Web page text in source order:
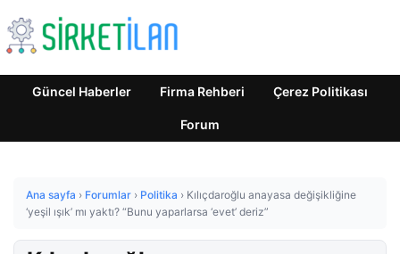
Güncel Haberler Firma Rehberi Çerez Politikası
Forum
Ana sayfa › Forumlar › Politika › Kılıçdaroğlu anayasa değişikliğine
‘yeşil ışık’ mı yaktı? “Bunu yaparlarsa ‘evet’ deriz”